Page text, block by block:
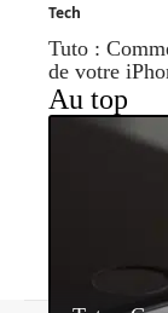
Tech
Tuto :
de votre
Au top